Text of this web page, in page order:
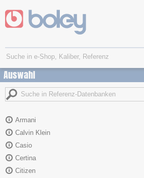
Auswahl
Armani
Calvin Klein
Casio
Certina
Citizen